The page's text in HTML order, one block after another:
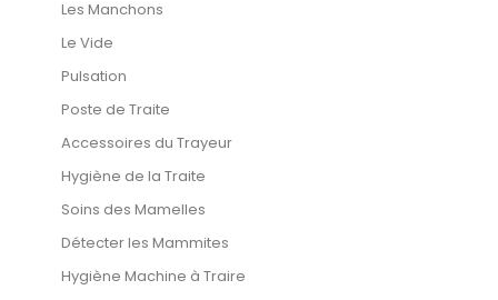
Les Manchons
Le Vide
Pulsation
Poste de Traite
Accessoires du Trayeur
Hygiène de la Traite
Soins des Mamelles
Détecter les Mammites
Hygiène Machine à Traire